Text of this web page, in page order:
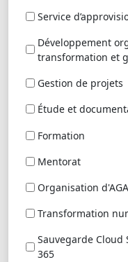
Service
Développement
transformation et
Gestion de projets
Étude et
Formation
Mentorat
Organisation
Transformation
Sauvegarde
365